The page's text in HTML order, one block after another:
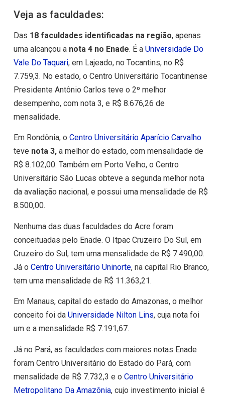
Veja as faculdades:
Das 18 faculdades identificadas na região, apenas
uma alcançou a nota 4 no Enade. É a Universidade Do
Vale Do Taquari, em Lajeado, no Tocantins, no R$
7.759,3. No estado, o Centro Universitário Tocantinense
Presidente Antônio Carlos teve o 2º melhor
desempenho, com nota 3, e R$ 8.676,26 de
mensalidade.
Em Rondônia, o Centro Universitário Aparício Carvalho
teve nota 3,a melhor do estado, com mensalidade de
R$ 8.102,00. Também em Porto Velho, o Centro
Universitário São Lucas obteve a segunda melhor nota
da avaliação nacional, e possui uma mensalidade de R$
8.500,00.
Nenhuma das duas faculdades do Acre foram
conceituadas pelo Enade. O Itpac Cruzeiro Do Sul, em
Cruzeiro do Sul, tem uma mensalidade de R$ 7.490,00.
Já o Centro Universitário Uninorte, na capital Rio Branco,
tem uma mensalidade de R$ 11.363,21.
Em Manaus, capital do estado do Amazonas, o melhor
conceito foi da Universidade Nilton Lins, cuja nota foi
um e a mensalidade R$ 7.191,67.
Já no Pará, as faculdades com maiores notas Enade
foram Centro Universitário do Estado do Pará, com
mensalidade de R$ 7.732,3 e o Centro Universitário
Metropolitano Da Amazônia, cujo investimento inicial é